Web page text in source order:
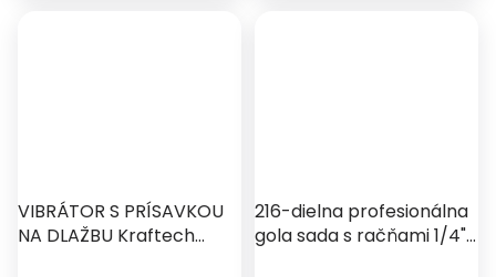
VIBRÁTOR S PRÍSAVKOU
NA DLAŽBU Kraftech
216-dielna profesionálna
gola sada s račňami 1/4",